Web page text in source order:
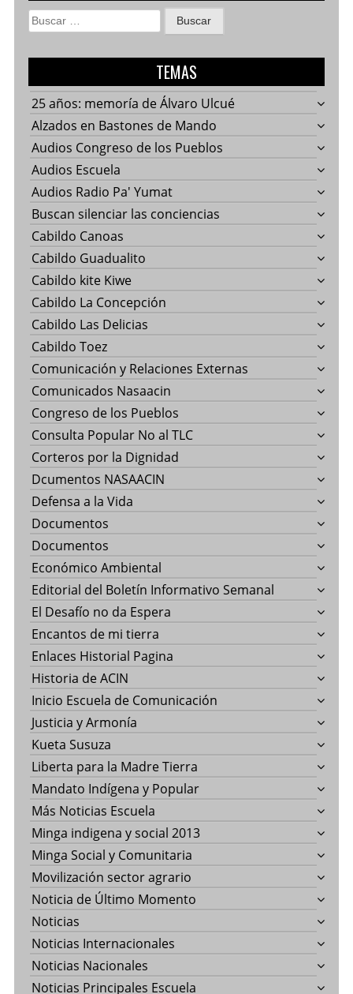
Buscar:
TEMAS
25 años: memoría de Álvaro Ulcué
Alzados en Bastones de Mando
Audios Congreso de los Pueblos
Audios Escuela
Audios Radio Pa' Yumat
Buscan silenciar las conciencias
Cabildo Canoas
Cabildo Guadualito
Cabildo kite Kiwe
Cabildo La Concepción
Cabildo Las Delicias
Cabildo Toez
Comunicación y Relaciones Externas
Comunicados Nasaacin
Congreso de los Pueblos
Consulta Popular No al TLC
Corteros por la Dignidad
Dcumentos NASAACIN
Defensa a la Vida
Documentos
Documentos
Económico Ambiental
Editorial del Boletín Informativo Semanal
El Desafío no da Espera
Encantos de mi tierra
Enlaces Historial Pagina
Historia de ACIN
Inicio Escuela de Comunicación
Justicia y Armonía
Kueta Susuza
Liberta para la Madre Tierra
Mandato Indígena y Popular
Más Noticias Escuela
Minga indigena y social 2013
Minga Social y Comunitaria
Movilización sector agrario
Noticia de Último Momento
Noticias
Noticias Internacionales
Noticias Nacionales
Noticias Principales Escuela